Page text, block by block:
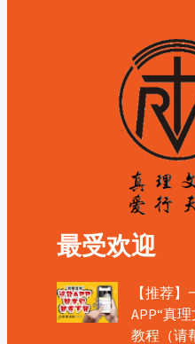
最受欢迎
【推荐
APP“真
教程（请